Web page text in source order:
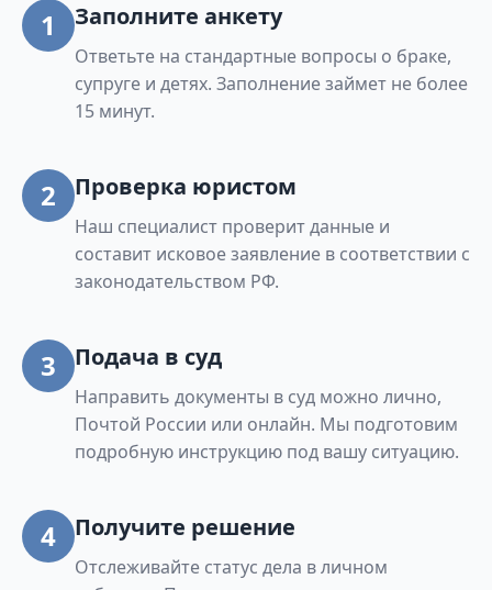
1 Заполните анкету
Ответьте на стандартные вопросы о браке,
супруге и детях. Заполнение займет не более
15 минут.
2 Проверка юристом
Наш специалист проверит данные и
составит исковое заявление в соответствии с
законодательством РФ.
3 Подача в суд
Направить документы в суд можно лично,
Почтой России или онлайн. Мы подготовим
подробную инструкцию под вашу ситуацию.
4 Получите решение
Отслеживайте статус дела в личном